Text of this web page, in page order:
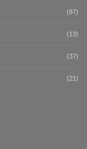
(97)
(13)
(37)
(21)